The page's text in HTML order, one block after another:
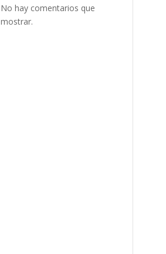
No hay comentarios que
mostrar.